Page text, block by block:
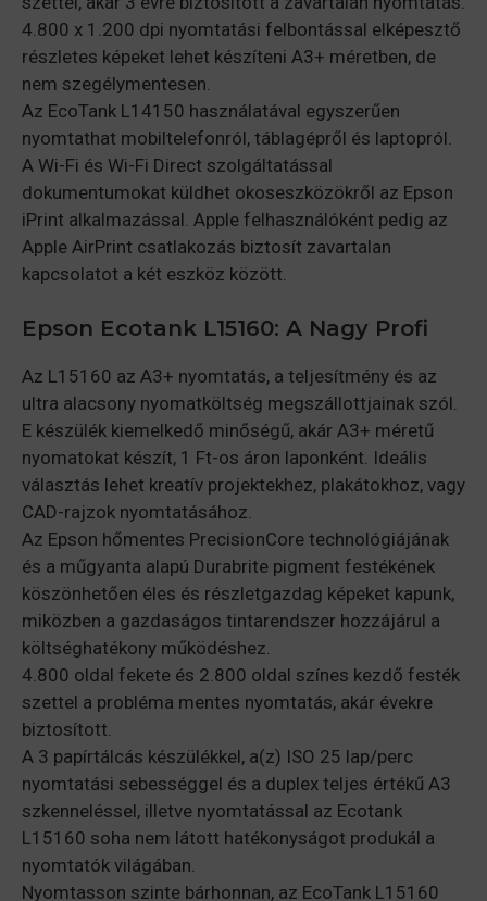
4.800 x 1.200 dpi nyomtatási felbontással elképesztő
részletes képeket lehet készíteni A3+ méretben, de
nem szegélymentesen.
Az EcoTank L14150 használatával egyszerűen
nyomtathat mobiltelefonról, táblagépről és laptopról.
A Wi-Fi és Wi-Fi Direct szolgáltatással
dokumentumokat küldhet okoseszközökről az Epson
iPrint alkalmazással. Apple felhasználóként pedig az
Apple AirPrint csatlakozás biztosít zavartalan
kapcsolatot a két eszköz között.
Epson Ecotank L15160: A Nagy Profi
Az L15160 az A3+ nyomtatás, a teljesítmény és az
ultra alacsony nyomatköltség megszállottjainak szól.
E készülék kiemelkedő minőségű, akár A3+ méretű
nyomatokat készít, 1 Ft-os áron laponként. Ideális
választás lehet kreatív projektekhez, plakátokhoz, vagy
CAD-rajzok nyomtatásához.
Az Epson hőmentes PrecisionCore technológiájának
és a műgyanta alapú Durabrite pigment festékének
köszönhetően éles és részletgazdag képeket kapunk,
miközben a gazdaságos tintarendszer hozzájárul a
költséghatékony működéshez.
4.800 oldal fekete és 2.800 oldal színes kezdő festék
szettel a probléma mentes nyomtatás, akár évekre
biztosított.
A 3 papírtálcás készülékkel, a(z) ISO 25 lap/perc
nyomtatási sebességgel és a duplex teljes értékű A3
szkenneléssel, illetve nyomtatással az Ecotank
L15160 soha nem látott hatékonyságot produkál a
nyomtatók világában.
Nyomtasson szinte bárhonnan, az EcoTank L15160